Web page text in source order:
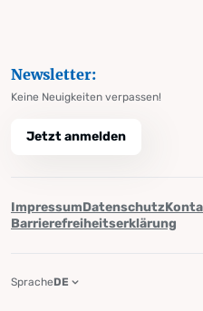
Newsletter:
Keine Neuigkeiten verpassen!
Jetzt anmelden
ImpressumDatenschutz
Barrierefreiheitserklärung
SpracheDE